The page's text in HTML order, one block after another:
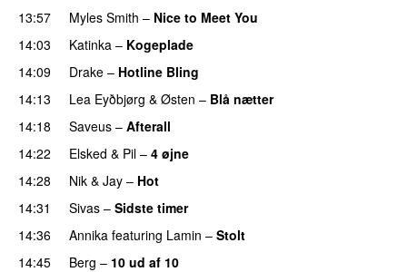
13:57
Myles Smith – Nice to Meet You
14:03
Katinka – Kogeplade
14:09 Drake – Hotline Bling
14:13
Lea Eyðbjørg & Østen – Blå nætter
14:18 Saveus – Afterall
14:22
Elsked & Pil – 4 øjne
14:28
Nik & Jay – Hot
14:31
Sivas – Sidste timer
14:36
Annika featuring Lamin – Stolt
14:45
Berg – 10 ud af 10